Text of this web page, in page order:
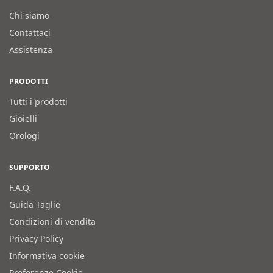
Chi siamo
Contattaci
Assistenza
PRODOTTI
Tutti i prodotti
Gioielli
Orologi
SUPPORTO
F.A.Q.
Guida Taglie
Condizioni di vendita
Privacy Policy
Informativa cookie